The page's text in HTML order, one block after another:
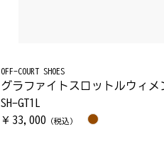
OFF-COURT SHOES
グラファイトスロットルウィメ
SH-GT1L
￥ 33,000 （税込）